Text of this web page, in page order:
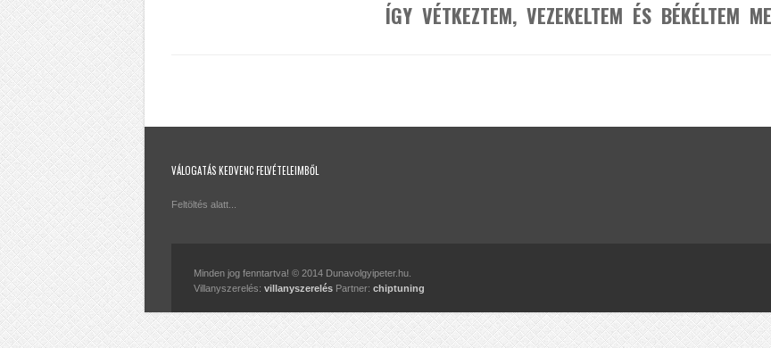
ÍGY VÉTKEZTEM, VEZEKELTEM ÉS BÉKÉLTEM
VÁLOGATÁS KEDVENC FELVÉTELEIMBŐL
Feltöltés alatt...
Minden jog fenntartva! © 2014 Dunavolgyipeter.hu.
Villanyszerelés: villanyszerelés Partner: chiptuning